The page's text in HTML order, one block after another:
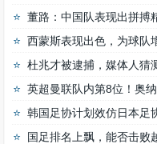
董路：中国队表现出拼搏
西蒙斯表现出色，为球队
杜兆才被逮捕，媒体人猜
英超曼联队内第8位！奥纳纳身
韩国足协计划效仿日本足协，
国足排名上飘，能否击败